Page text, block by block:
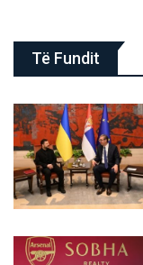
Të Fundit